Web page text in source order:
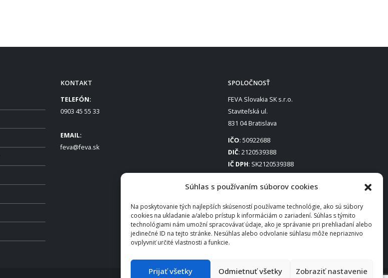
Súhlas s používaním súborov cookies
Na poskytovanie tých najlepších skúseností používame technológie, ako sú súbory
cookies na ukladanie a/alebo prístup k informáciám o zariadení. Súhlas s týmito
technológiami nám umožní spracovávať údaje, ako je správanie pri prehliadaní alebo
jedinečné ID na tejto stránke. Nesúhlas alebo odvolanie súhlasu môže nepriaznivo
ovplyvniť určité vlastnosti a funkcie.
Prijať všetky Odmietnuť všetky Zobraziť nastavenie
KONTAKT
TELEFÓN:
0903 45 55 33
EMAIL:
feva@feva.sk
SPOLOČNOSŤ
FEVA Slovakia SK s.r.o.
Staviteľská ul.
831 04 Bratislava
IČO: 50922688
DIČ: 2120539388
IČ DPH: SK2120539388